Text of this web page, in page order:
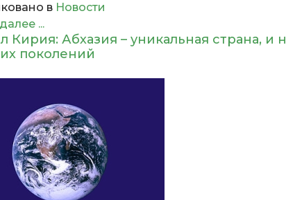
в Новости
...
Кирия: Абхазия – уникальная страна, и
поколений